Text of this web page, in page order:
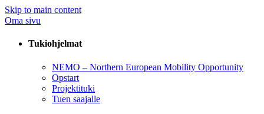
Skip to main content
Oma sivu
Tukiohjelmat
NEMO – Northern European Mobility Opportunity
Opstart
Projektituki
Tuen saajalle